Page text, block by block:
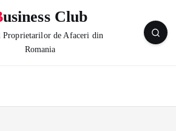
Business Club
Proprietarilor de Afaceri din
Romania